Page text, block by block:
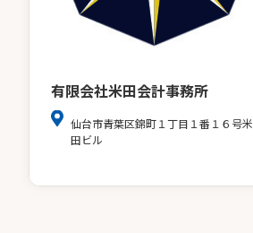
有限会社米田会計事務所
仙台市青葉区錦町１丁目１番１６号米
田ビル